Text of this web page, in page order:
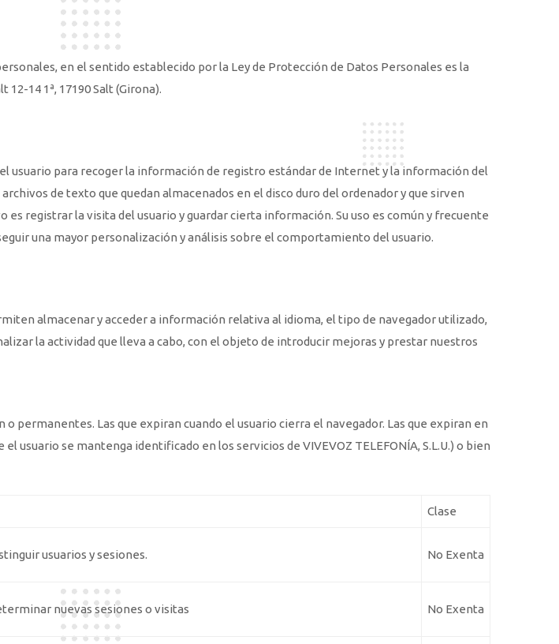
en el sentido establecido por la Ley de Protección de Datos Personales es la
12-14 1ª, 17190 Salt (Girona).
usuario para recoger la información de registro estándar de Internet y la información del
de texto que quedan almacenados en el disco duro del ordenador y que sirven
registrar la visita del usuario y guardar cierta información. Su uso es común y frecuente
una mayor personalización y análisis sobre el comportamiento del usuario.
almacenar y acceder a información relativa al idioma, el tipo de navegador utilizado,
la actividad que lleva a cabo, con el objeto de introducir mejoras y prestar nuestros
permanentes. Las que expiran cuando el usuario cierra el navegador. Las que expiran en
usuario se mantenga identificado en los servicios de VIVEVOZ TELEFONÍA, S.L.U.) o bien
Clase
usuarios y sesiones. No Exenta
nuevas sesiones o visitas No Exenta